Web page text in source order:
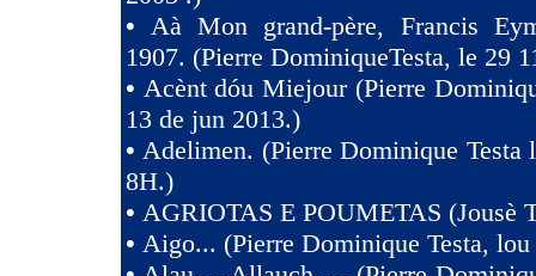
•Aà Mon grand-père, Francis
1907. (Pierre DominiqueTesta, le 29
• Acènt dóu Miejour (Pierre
13 de jun 2013.)
•Adelimen. (Pierre Dominique Testa
8H.)
• AGRIOTAS E POUMETAS (Jousè
• Aigo... (Pierre Dominique Testa, lou